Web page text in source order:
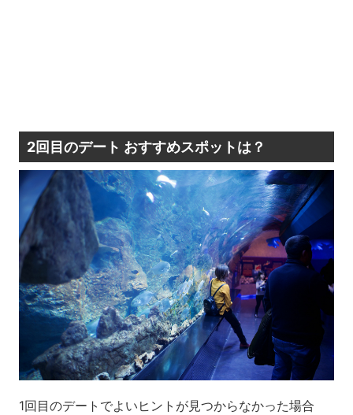
2回目のデート おすすめスポットは？
1回目のデートでよいヒントが見つからなかった場合